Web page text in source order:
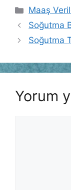
Maaş
Soğutma
Soğutma
Yorum